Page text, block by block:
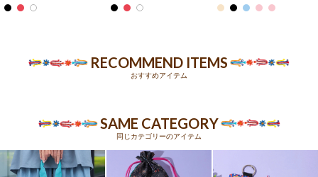
RECOMMEND ITEMS
おすすめアイテム
SAME CATEGORY
同じカテゴリーのアイテム